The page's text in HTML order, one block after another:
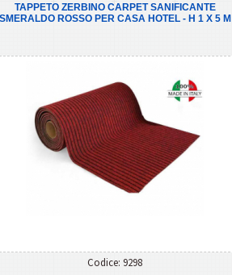
TAPPETO ZERBINO CARPET SANIFICANTE
SMERALDO ROSSO PER CASA HOTEL - H 1 X 5 M
Codice: 9298